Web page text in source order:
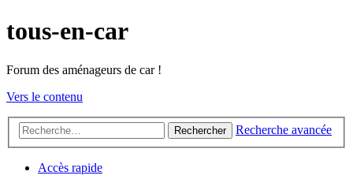
tous-en-car
Forum des aménageurs de car !
Vers le contenu
Rechercher Recherche avancée
Accès rapide